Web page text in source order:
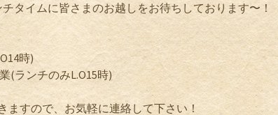
タイムに皆さまのお越しをお待ちしております〜！
時)
ンチのみL.O15時)
すので、お気軽に連絡して下さい！